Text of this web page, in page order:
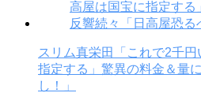
スリム真栄田「これで2千
指定する」驚異の料金＆量
し！」